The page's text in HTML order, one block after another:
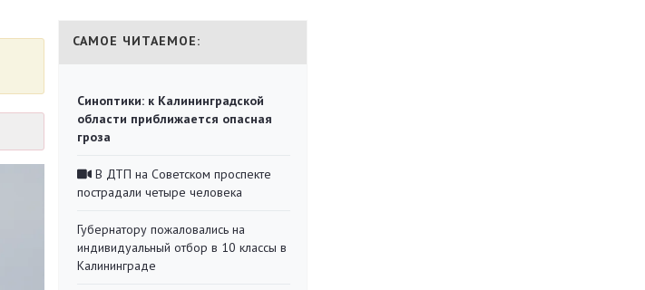
САМОЕ ЧИТАЕМОЕ:
Синоптики: к Калининградской
области приближается опасная
гроза
В ДТП на Советском проспекте
пострадали четыре человека
Губернатору пожаловались на
индивидуальный отбор в 10 классы в
Калининграде